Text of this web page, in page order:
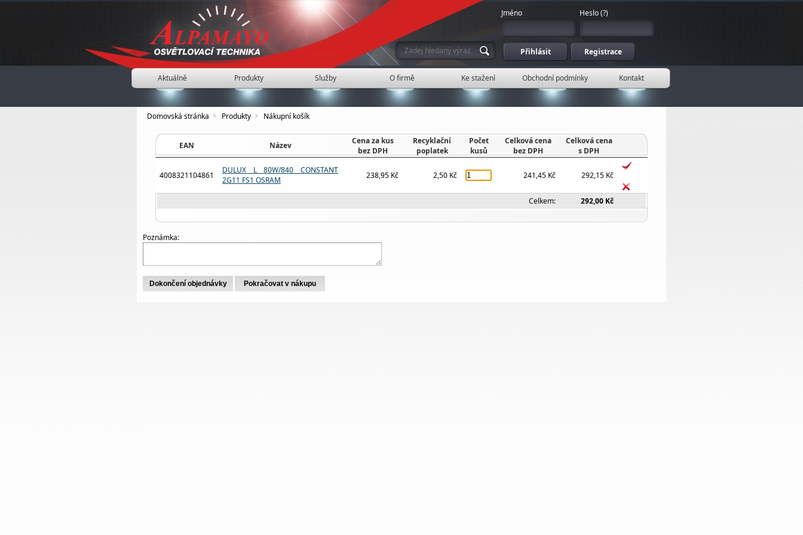
Jméno Heslo(?)
Aktuálně Produkty Služby O firmě Ke stažení Obchodní podmínky Kontakt
Domovská stránka Produkty Nákupní košík
EAN Název
Cena za kus
bez DPH
Recyklační
poplatek
Počet
kusů
Celková cena
bez DPH
Celková cena
s DPH
Celkem: 292,00 Kč
4008321104861
DULUX L 80W/840 CONSTANT
2G11 FS1 OSRAM
238,95 Kč 2,50 Kč 241,45 Kč 292,15 Kč
Poznámka: